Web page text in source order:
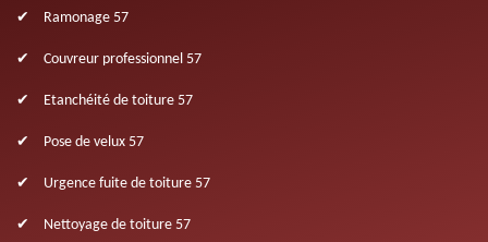
Ramonage 57
Couvreur professionnel 57
Etanchéité de toiture 57
Pose de velux 57
Urgence fuite de toiture 57
Nettoyage de toiture 57